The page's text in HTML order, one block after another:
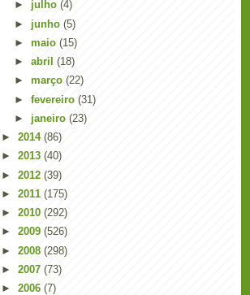
► julho (4)
► junho (5)
► maio (15)
► abril (18)
► março (22)
► fevereiro (31)
► janeiro (23)
► 2014 (86)
► 2013 (40)
► 2012 (39)
► 2011 (175)
► 2010 (292)
► 2009 (526)
► 2008 (298)
► 2007 (73)
► 2006 (7)